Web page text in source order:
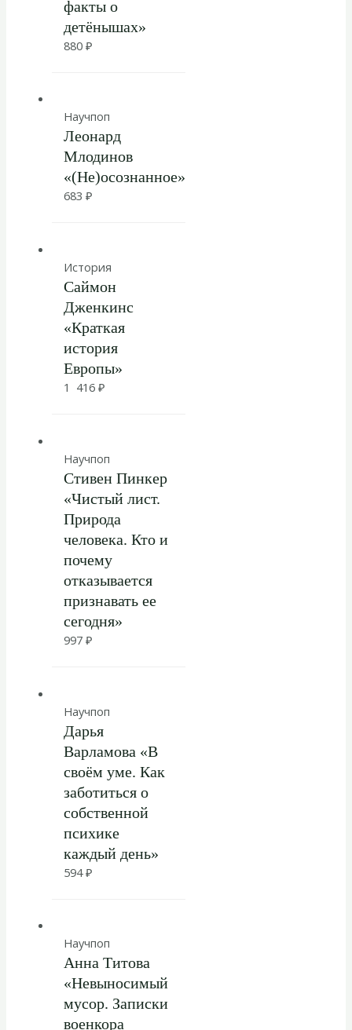
факты о
детёнышах»
880 ₽
Научпоп
Леонард
Млодинов
«(Не)осознанное»
683 ₽
История
Саймон
Дженкинс
«Краткая
история
Европы»
1 416 ₽
Научпоп
Стивен Пинкер
«Чистый лист.
Природа
человека. Кто и
почему
отказывается
признавать ее
сегодня»
997 ₽
Научпоп
Дарья
Варламова «В
своём уме. Как
заботиться о
собственной
психике
каждый день»
594₽
Научпоп
Анна Титова
«Невыносимый
мусор. Записки
военкора